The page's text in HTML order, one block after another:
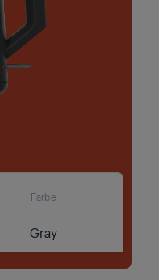
Farbe
Gray